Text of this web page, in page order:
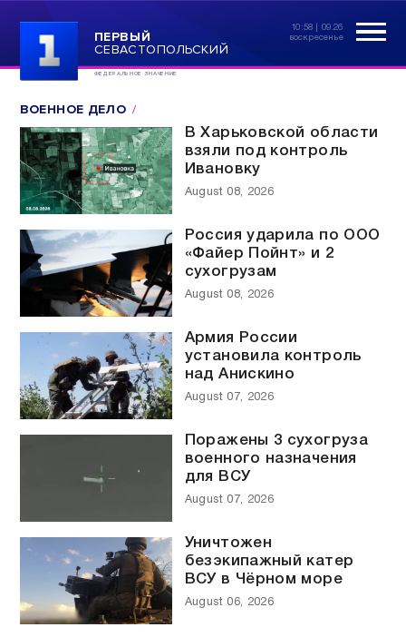
ПЕРВЫЙ
СЕВАСТОПОЛЬСКИЙ
ФЕДЕРАЛЬНОЕ ЗНАЧЕНИЕ
10:58 | 09.26
воскресенье
ВОЕННОЕ ДЕЛО
В Харьковской области
взяли под контроль
Ивановку
August 08, 2026
Россия ударила по ООО
«Файер Пойнт» и 2
сухогрузам
August 08, 2026
Армия России
установила контроль
над Анискино
August 07, 2026
Поражены 3 сухогруза
военного назначения
для ВСУ
August 07, 2026
Уничтожен
безэкипажный катер
ВСУ в Чёрном море
August 06, 2026